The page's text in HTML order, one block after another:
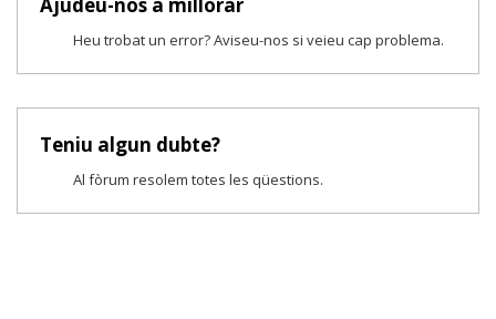
Heu trobat un error? Aviseu-nos si veieu cap problema.
Teniu algun dubte?
Al fòrum resolem totes les qüestions.